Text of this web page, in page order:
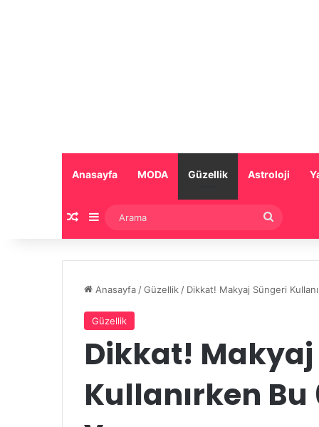
Anasayfa MODA Güzellik Astroloji
Rastgele Makale
Kenar Bölmesi
Anasayfa /Güzellik / Dikkat! Makyaj Süngeri
Güzellik
Dikkat!
Kullanırken Bu